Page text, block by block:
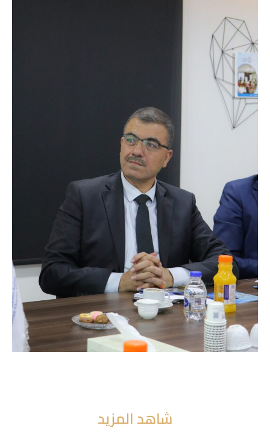
شاهد المزيد